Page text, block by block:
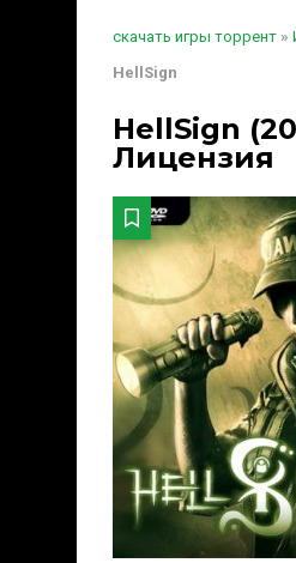
скачать игры торрент »
HellSign
HellSign
Лицензия